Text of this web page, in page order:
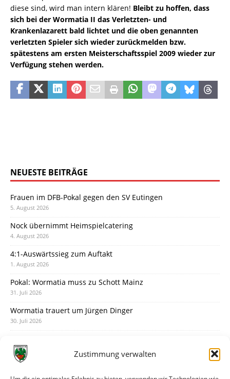
Zustimmung verwalten
diese sind, wird man intern klären! Bleibt zu hoffen, dass
sich bei der Wormatia II das Verletzten- und
Krankenlazarett bald lichtet und die oben genannten
verletzten Spieler sich wieder zurückmelden bzw.
spätestens am ersten Meisterschaftsspiel 2009 wieder zur
Verfügung stehen werden.
NEUESTE BEITRÄGE
Frauen im DFB-Pokal gegen den SV Eutingen
5. August 2026
Nock übernimmt Heimspielcatering
4. August 2026
4:1-Auswärtssieg zum Auftakt
1. August 2026
Pokal: Wormatia muss zu Schott Mainz
31. Juli 2026
Wormatia trauert um Jürgen Dinger
30. Juli 2026
28. Juli 2026
28. Juli 2026